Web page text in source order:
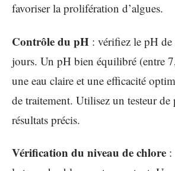
favoriser la prolifération d’algues.
Contrôle du pH : vérifiez le pH de
jours. Un pH bien équilibré (entre
une eau claire et une efficacité
de traitement. Utilisez un testeur
résultats précis.
Vérification du niveau de chlore :